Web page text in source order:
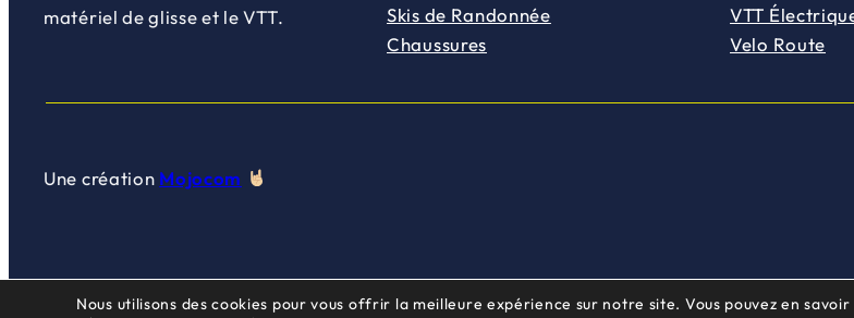
matériel de glisse et le VTT.
Skis de Randonnée
Chaussures
VTT
Velo Route
Une création Mojocom
Nous utilisons des cookies pour vous offrir la meilleure expérience sur notre site. Vous pouvez en savoir